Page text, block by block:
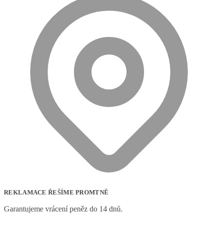
REKLAMACE ŘEŠÍME PROMTNĚ
Garantujeme vrácení peněz do 14 dnů.